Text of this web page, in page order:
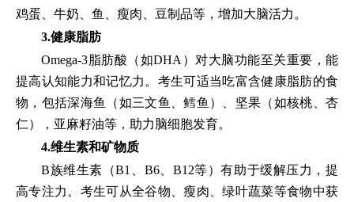
鸡蛋、牛奶、鱼、瘦肉、豆制品等，增加大脑活力。
3.健康脂肪
Omega-3脂肪酸（如DHA）对大脑功能至关重要，能
提高认知能力和记忆力。考生可适当吃富含健康脂肪的食
物，包括深海鱼（如三文鱼、鳕鱼）、坚果（如核桃、杏
仁），亚麻籽油等，助力脑细胞发育。
4.维生素和矿物质
B族维生素（B1、B6、B12等）有助于缓解压力，提
高专注力。考生可从全谷物、瘦肉、绿叶蔬菜等食物中获